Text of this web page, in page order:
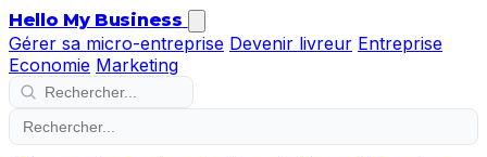
Hello My Business
Gérer sa micro-entreprise Devenir livreur Entreprise
Economie Marketing